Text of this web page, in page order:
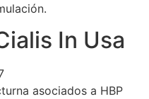
In Usa
asociados a HBP